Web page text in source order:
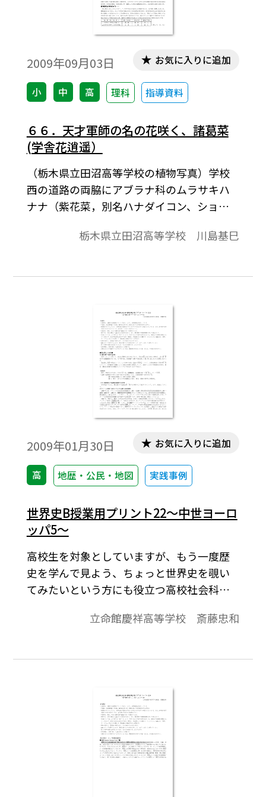
2009年09月03日
小 中 高 理科 指導資料
お気に入りに追加
６６．天才軍師の名の花咲く、諸葛菜
(学舎花逍遥）
（栃木県立田沼高等学校の植物写真）学校
西の道路の両脇にアブラナ科のムラサキハ
ナナ（紫花菜，別名ハナダイコン、ショカ
ら校庭に入り込んで咲く花を、唐沢山をバ
栃木県立田沼高等学校 川島基巳
2009年01月30日
高 地歴・公民・地図 実践事例
お気に入りに追加
世界史B授業用プリント22～中世ヨーロ
ッパ5～
高校生を対象としていますが、もう一度歴
史を学んで見よう、ちょっと世界史を覗い
てみたいという方にも役立つ高校社会科の
「しっかり」学びうるよう内容の充実をは
のを配して、興味関心を喚起することに努
立命館慶祥高等学校 斎藤忠和